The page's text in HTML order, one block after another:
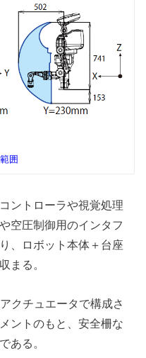
囲
ントローラや視覚処理
空圧制御用のインタフ
、ロボット本体＋台座
まる。
クチュエータで構成さ
ントのもと、安全柵な
ある。